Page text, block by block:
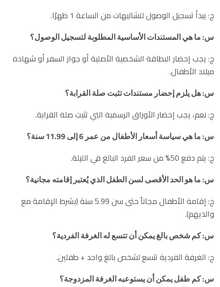
ج: يبدأ تسجيل الوصول للشاليهات من الساعة 1 ظهرًا.
س: ما هي المستندات الأساسية المطلوبة لتسجيل الوصول؟
ج: يجب إحضار البطاقة الشخصية الأصلية أو جواز السفر أو شهادة
ميلاد الأطفال.
س: هل يلزم إحضار مستندات تثبت صلة القرابة؟
ج: نعم، يجب إحضار الأوراق الرسمية التي تثبت صلة القرابة.
س: ما هي سياسة أسعار الأطفال من عمر 6 إلى 11.99 سنة؟
ج: يتم دفع 50% من سعر الفرد البالغ في الليلة.
س: ما هو الحد الأقصى لسن الطفل الذي يُعتبر إقامته مجانية؟
ج: إقامة الأطفال مجاناً حتى سن 5.99 سنة (بشرط الإقامة مع
والديهم).
س: كم شخص بالغ يمكن أن تتسع له الغرفة الفردية؟
ج: الغرفة الفردية تتسع لشخص بالغ واحد + طفلين.
س: كم طفل يمكن أن يستوعبه الغرفة المزدوجة؟